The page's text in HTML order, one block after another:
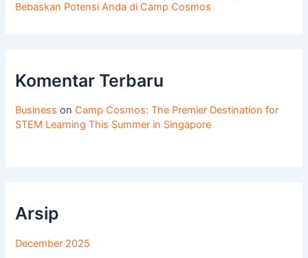
Bebaskan Potensi Anda di Camp Cosmos
Komentar Terbaru
Business on Camp Cosmos: The Premier Destination for
STEM Learning This Summer in Singapore
Arsip
December 2025